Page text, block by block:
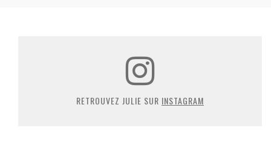
RETROUVEZ JULIE SUR INSTAGRAM